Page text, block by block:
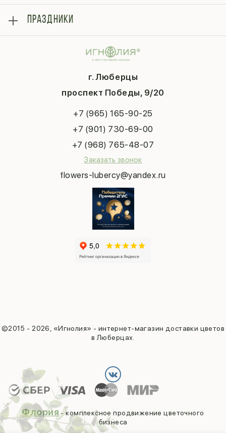
г. Люберцы
проспект Победы, 9/20
+7 (965) 165-90-25
+7 (901) 730-69-00
+7 (968) 765-48-07
Заказать звонок
flowers-lubercy@yandex.ru
©2015 - 2026, «Игнолия» - интернет-магазин доставки цветов
в Люберцах.
Отзывы
Блог
Гарантии
Контакты
Публичная оферта
Букеты
Композиции
ПРАЗДНИКИ
Последний звонок
Флория - комплексное продвижение цветочного
бизнеса